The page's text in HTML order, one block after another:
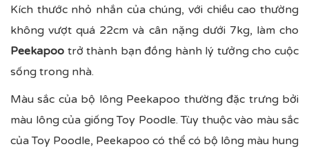
Kích thước nhỏ nhắn của chúng, với chiều cao thường
không vượt quá 22cm và cân nặng dưới 7kg, làm cho
Peekapoo trở thành bạn đồng hành lý tưởng cho cuộc
sống trong nhà.
Màu sắc của bộ lông Peekapoo thường đặc trưng bởi
màu lông của giống Toy Poodle. Tùy thuộc vào màu sắc
của Toy Poodle, Peekapoo có thể có bộ lông màu hung